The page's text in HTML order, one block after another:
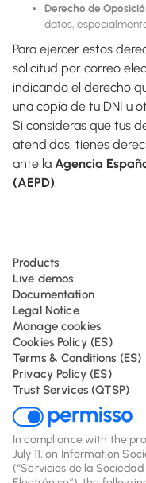
Derecho de
datos,
Para ejercer estos
solicitud por correo
indicando el derecho
una copia de tu DNI u
Si consideras que tus
atendidos, tienes
ante la Agencia
(AEPD).
Products
Live demos
Documentation
Legal Notice
Manage cookies
Cookies Policy (ES)
Terms & Conditions (ES)
Privacy Policy (ES)
Trust Services (QTSP)
In compliance with the
July 11, on Information
(“Servicios de la